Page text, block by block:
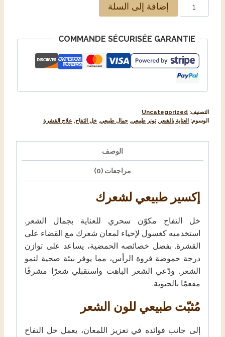
إضافة إلى السلة
COMMANDE SÉCURISÉE GARANTIE
التصنيف: Uncategorized
الوسوم: العناية بالشعر ,تونر طبيعي, جمال طبيعي, خل التفاح, علاج القشرة
الوصف
مراجعات (0)
إكسير طبيعي لشعرك
خل التفاح مكوّن سحري للعناية بجمال الشعر.
استخدميه كغسول لإحياء لمعان شعرك مع القضاء على
القشرة. بفضل خصائصه الحمضية، يساعد على توازن
درجة حموضة فروة الرأس، مما يوفر بيئة صحية لنمو
الشعر. ودّعي الشعر الباهت واستقبلي شعرًا مشرقًا
مفعمًا بالحيوية.
مُثبّت طبيعي للون الشعر
إلى جانب فوائده في تعزيز اللمعان، يعمل خل التفاح